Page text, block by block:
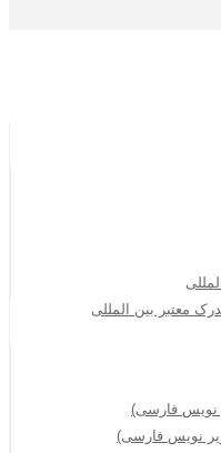
معتبر بین المللی
نویس فارسی)
نویس فارسی)